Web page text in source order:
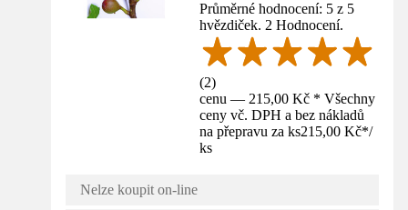
Průměrné hodnocení: 5 z 5
hvězdiček. 2 Hodnocení.
(2)
cenu — 215,00 Kč * Všechny
ceny vč. DPH a bez nákladů
na přepravu za ks215,00 Kč*/
ks
Nelze koupit on-line